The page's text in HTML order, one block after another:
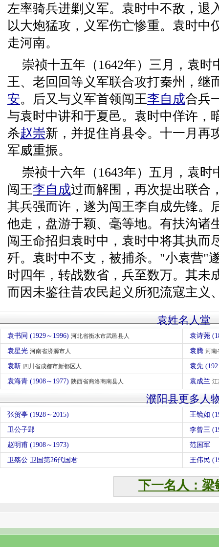
左率骑兵进剿义军。袁时中不敌，退
以大炮猛攻，义军伤亡惨重。袁时中
走河南。
崇祯十五年（1642年）三月，袁
王、老回回等义军联合攻打秦州，继
安。后又与义军首领闯王李自成合兵
与袁时中讲和于夏邑。袁时中佯许，
杀赵崇新，并捉住肖县令。十一月再
军威重振。
崇祯十六年（1643年）五月，袁
闯王李自成过而解围，再次提出联合
其兵强而许，遂为闯王李自成先锋。
他走，盘游于颖、毫等地。有扶沟诸
闯王命招归袁时中，袁时中将其执而
歼。袁时中不支，被捕杀。"小袁营"
时四年，转战数省，兵至数万。其未
而因未鉴往昔农民起义所犯流寇主义
袁姓名人堂
袁书同 (1929～1996) 河北省衡水市武邑县人 袁诗荛
袁星光 河南省济源市人 袁腾 河南
袁靳 四川省成都市新都区人 袁先
袁海青 (1908～1977) 陕西省商洛商南县人 袁成兰
濮阳县更多人
张贺亭 (1928～2015) 王镜如
卫公子郢 李曾三
赵明甫 (1908～1973) 范国军
卫殇公 卫国第26代国君 王伟民
下一名人：梁